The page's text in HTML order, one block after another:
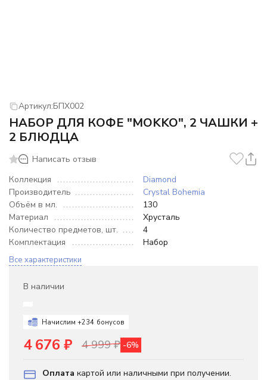
Артикул:БПХ002
НАБОР ДЛЯ КОФЕ "MOKKO", 2 ЧАШКИ +
2 БЛЮДЦА
Написать отзыв
Коллекция
Diamond
Производитель
Crystal Bohemia
Объём в мл.
130
Материал
Хрусталь
Количество предметов, шт.
4
Комплектация
Набор
Все характеристики
В наличии
Начислим +234 бонусов
4 676 ₽ 4 999₽ -6%
Оплата картой или наличными при получении.